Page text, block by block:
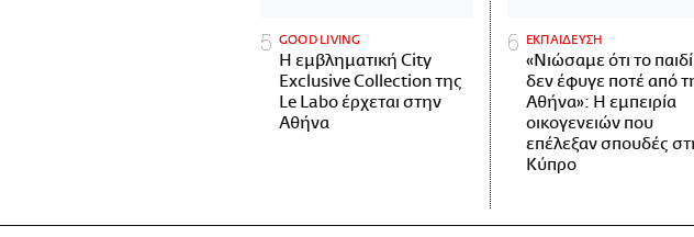
GOOD LIVING
Η εμβληματική City
Exclusive Collection της
Le Labo έρχεται στην
Αθήνα
ΕΚΠΑΙΔΕΥΣΗ
«Νιώσαμε ότι το παιδί
δεν έφυγε ποτέ από
Αθήνα»: Η εμπειρία
οικογενειών που
επέλεξαν σπουδές
Κύπρο